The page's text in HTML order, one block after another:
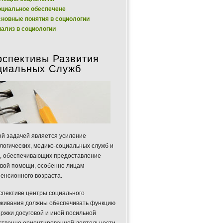
обеспечене
понятия в социологии
в социологии
Развития
Служб
задачей является усиление
медико-социальных служб и
обеспечивающих предоставление
помощи, особенно лицам
возраста.
центры социального
должны обеспечивать функцию
досуговой и иной посильной